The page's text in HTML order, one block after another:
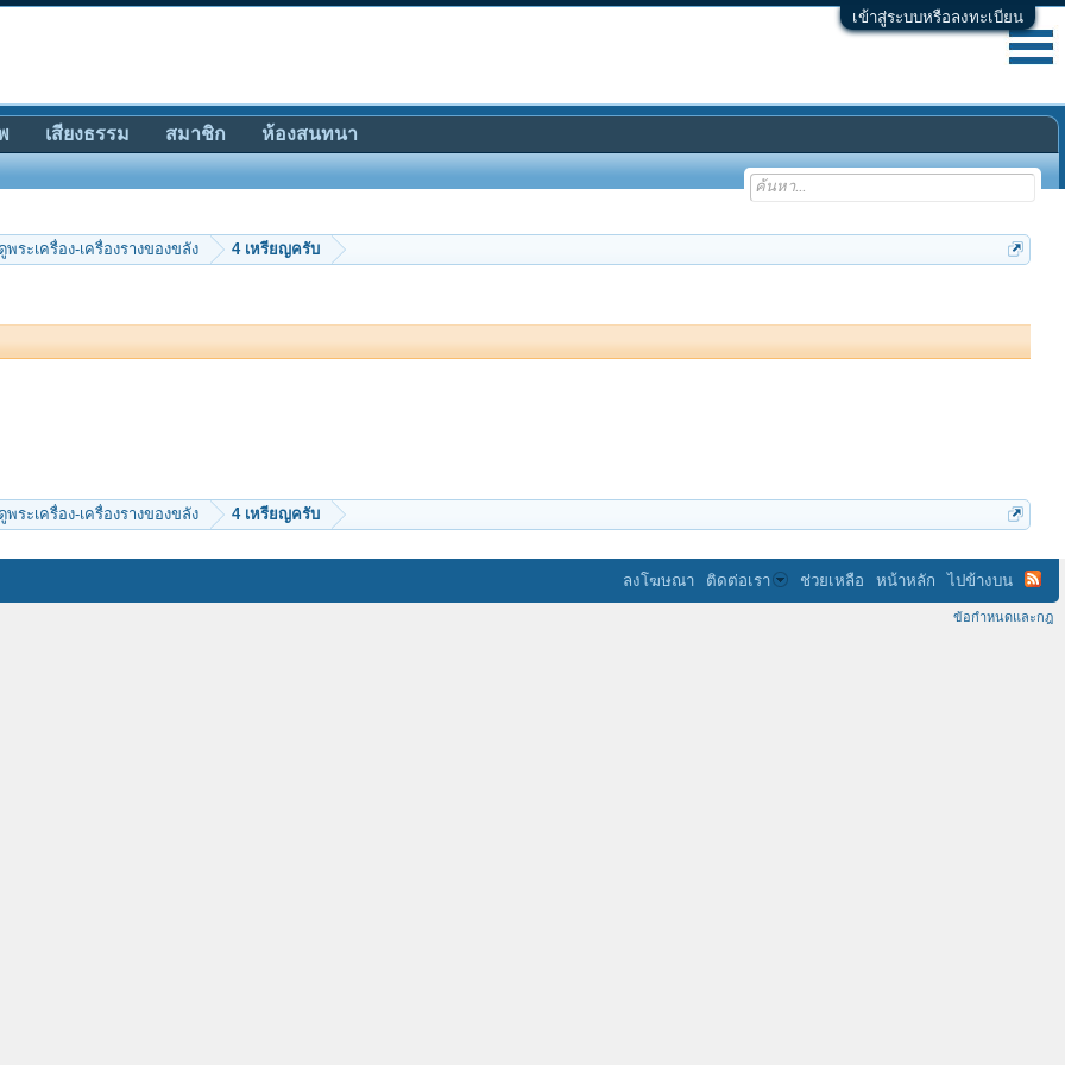
เข้าสู่ระบบหรือลงทะเบียน
พระเครื่อง-เครื่องรางของขลัง 4 เหรียญครับ
พระเครื่อง-เครื่องรางของขลัง 4 เหรียญครับ
เสียงธรรม สมาชิก ห้องสนทนา
ลงโฆษณา ติดต่อเรา ช่วยเหลือ หน้าหลัก ไปข้างบน
ข้อกำหนดและกฎ